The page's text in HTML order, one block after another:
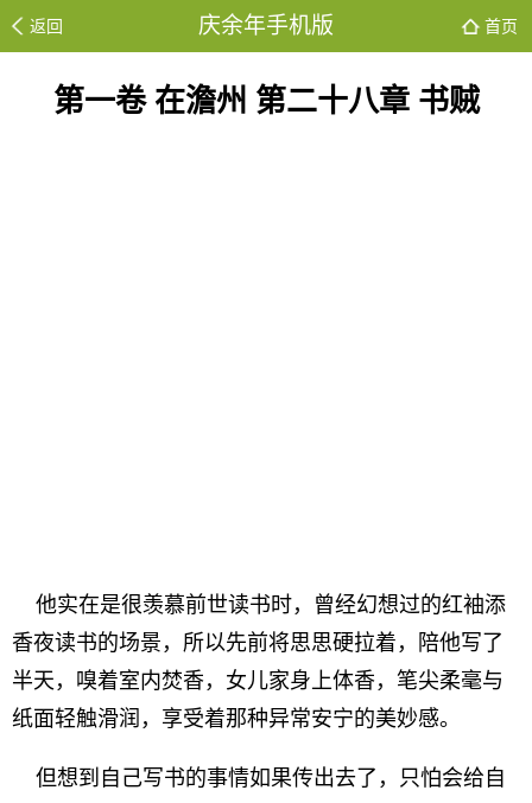
返回 庆余年手机版 首页
第一卷 在澹州 第二十八章 书贼
他实在是很羡慕前世读书时，曾经幻想过的红袖添
香夜读书的场景，所以先前将思思硬拉着，陪他写了
半天，嗅着室内焚香，女儿家身上体香，笔尖柔毫与
纸面轻触滑润，享受着那种异常安宁的美妙感。
但想到自己写书的事情如果传出去了，只怕会给自